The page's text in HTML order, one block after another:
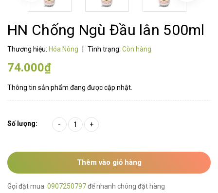
HN Chống Ngù Đầu lân 500ml
Thương hiệu: Hóa Nông Tình trạng: Còn hàng
74.000₫
Thông tin sản phẩm đang được cập nhật.
Số lượng: - +
Thêm vào giỏ hàng
Gọi đặt mua: 0907250797để nhanh chóng đặt hàng